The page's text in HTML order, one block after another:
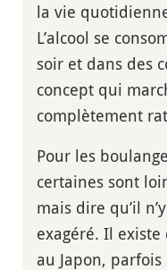
la vie
L’alcool se
soir et dans des
concept qui
complètement
Pour les
certaines sont
mais dire qu’il
exagéré. Il existe
au Japon,